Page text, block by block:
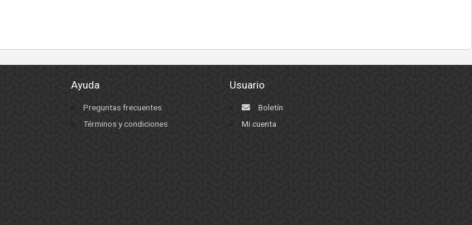
Ayuda
Preguntas frecuentes
Términos y condiciones
Usuario
Boletín
Mi cuenta